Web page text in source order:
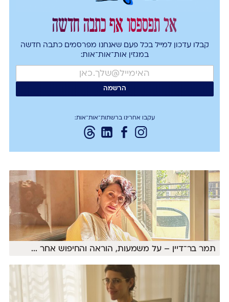
אל תפספסו אף כתבה חדשה
קבלו עדכון למייל בכל פעם שאנחנו מפרסמים כתבה חדשה
במגזין אות־אות־אות:
עקבו אחרינו ברשתות־אות־אות:
תמר בר־דיין – על משמעות, הוראה והחיפוש אחר...